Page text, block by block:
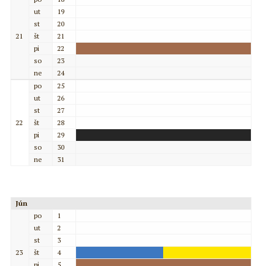
21
ut
19
st
20
št
21
pi
22
so
23
ne
24
22
po
25
ut
26
st
27
št
28
pi
29
so
30
ne
31
Jún
23
po
1
ut
2
st
3
št
4